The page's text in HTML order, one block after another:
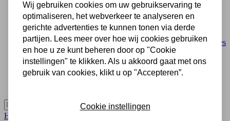
Categorie
Losse Lampvoeten
Losse Vloerlampen
Losse wandlampen
Ophangingen Hanglampen en Plafonnieres
Lampvoeten en ophangingen
Aanbiedingen
Home
Wij gebruiken cookies om uw gebruikservaring te
optimaliseren, het webverkeer te analyseren en
gerichte advertenties te kunnen tonen via derde
partijen. Lees meer over hoe wij cookies gebruiken
en hoe u ze kunt beheren door op "Cookie
instellingen" te klikken. Als u akkoord gaat met ons
gebruik van cookies, klikt u op "Accepteren”.
Cookie instellingen